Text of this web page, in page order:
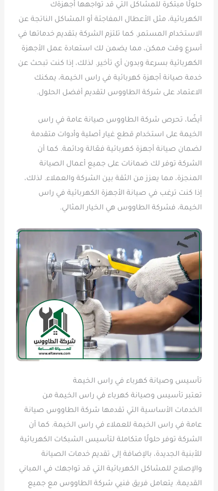
حلولًا مبتكرة للمشاكل التي قد تواجهها أجهزةك
الكهربائية، مثل الأعطال المفاجئة أو المشاكل الناتجة عن
الاستخدام المستمر. كما تلتزم الشركة بتقديم خدماتها في
أسرع وقت ممكن، مما يضمن لك استعادة عمل الأجهزة
الكهربائية بسرعة وبدون أي تأخير. لذلك، إذا كنت تبحث عن
خدمة صيانة أجهزة كهربائية في راس الخيمة، يمكنك
الاعتماد على شركة الطاووس لتقديم أفضل الحلول.
أيضًا، تحرص شركة الطاووس صيانة عامة في راس
الخيمة على استخدام قطع غيار أصلية وأدوات متقدمة
لضمان صيانة أجهزة كهربائية فعّالة ودائمة. كما أن
الشركة توفر لك ضمانات على جميع أعمال الصيانة
المنجزة، مما يعزز من الثقة بين الشركة والعملاء. لذلك،
إذا كنت ترغب في صيانة الأجهزة الكهربائية في راس
الخيمة، فشركة الطاووس هي الخيار المثالي.
تأسيس وصيانة كهرباء في راس الخيمة
تعتبر تأسيس وصيانة كهرباء في راس الخيمة من
الخدمات الأساسية التي تقدمها شركة الطاووس صيانة
عامة في راس الخيمة للعملاء في راس الخيمة. كما أن
الشركة توفر حلولًا متكاملة لتأسيس الشبكات الكهربائية
للأبنية الجديدة، بالإضافة إلى تقديم خدمات الصيانة
والإصلاح للمشاكل الكهربائية التي قد تواجهك في المباني
القديمة. يتعامل فريق فنيي شركة الطاووس مع جميع